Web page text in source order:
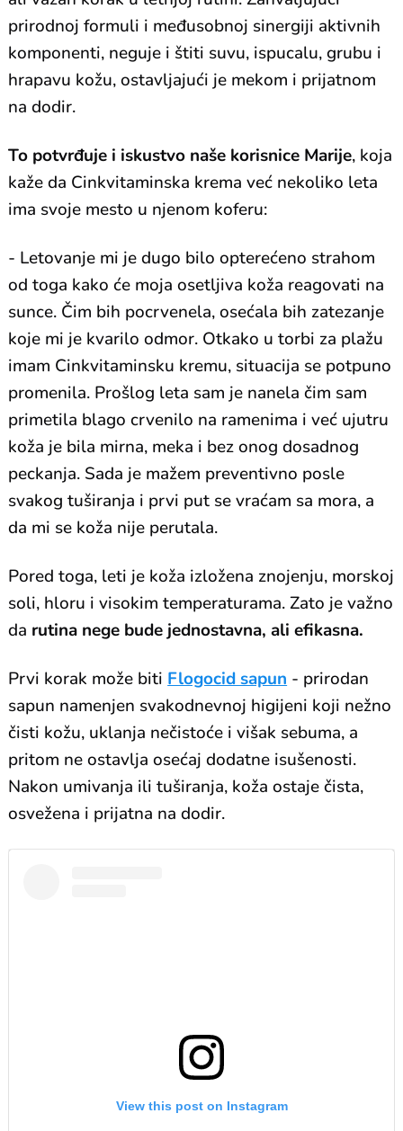
prirodnoj formuli i međusobnoj sinergiji aktivnih
komponenti, neguje i štiti suvu, ispucalu, grubu i
hrapavu kožu, ostavljajući je mekom i prijatnom
na dodir.
To potvrđuje i iskustvo naše korisnice Marije, koja
kaže da Cinkvitaminska krema već nekoliko leta
ima svoje mesto u njenom koferu:
- Letovanje mi je dugo bilo opterećeno strahom
od toga kako će moja osetljiva koža reagovati na
sunce. Čim bih pocrvenela, osećala bih zatezanje
koje mi je kvarilo odmor. Otkako u torbi za plažu
imam Cinkvitaminsku kremu, situacija se potpuno
promenila. Prošlog leta sam je nanela čim sam
primetila blago crvenilo na ramenima i već ujutru
koža je bila mirna, meka i bez onog dosadnog
peckanja. Sada je mažem preventivno posle
svakog tuširanja i prvi put se vraćam sa mora, a
da mi se koža nije perutala.
Pored toga, leti je koža izložena znojenju, morskoj
soli, hloru i visokim temperaturama. Zato je važno
da rutina nege bude jednostavna, ali efikasna.
Prvi korak može biti Flogocid sapun - prirodan
sapun namenjen svakodnevnoj higijeni koji nežno
čisti kožu, uklanja nečistoće i višak sebuma, a
pritom ne ostavlja osećaj dodatne isušenosti.
Nakon umivanja ili tuširanja, koža ostaje čista,
osvežena i prijatna na dodir.
View this post on Instagram